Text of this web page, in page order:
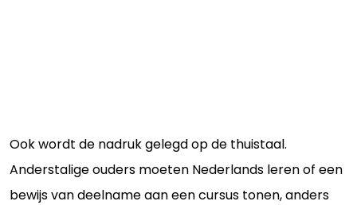
Ook wordt de nadruk gelegd op de thuistaal.
Anderstalige ouders moeten Nederlands leren of een
bewijs van deelname aan een cursus tonen, anders